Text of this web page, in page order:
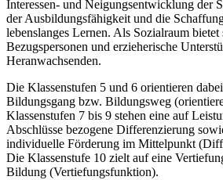
Interessen- und Neigungsentwicklung der
der Ausbildungsfähigkeit und die
lebenslanges Lernen. Als Sozialraum bietet
Bezugspersonen und erzieherische
Heranwachsenden.
Die Klassenstufen 5 und 6 orientieren
Bildungsgang bzw. Bildungsweg
Klassenstufen 7 bis 9 stehen eine auf
Abschlüsse bezogene Differenzierung
individuelle Förderung im Mittelpunkt
Die Klassenstufe 10 zielt auf eine
Bildung (Vertiefungsfunktion).